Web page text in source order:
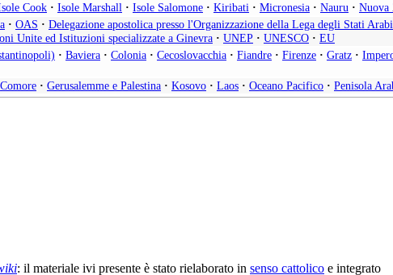
Cook · Isole Marshall · Isole Salomone · Kiribati · Micronesia · Nauru · Nuova
· OAS · Delegazione apostolica presso l'Organizzazione della Lega degli Stati Arabi
Unite ed Istituzioni specializzate a Ginevra · UNEP · UNESCO · EU
· Baviera · Colonia · Cecoslovacchia · Fiandre · Firenze · Gratz ·
Comore · Gerusalemme e Palestina · Kosovo · Laos · Oceano Pacifico · Penisola
: il materiale ivi presente è stato rielaborato in senso cattolico e integrato